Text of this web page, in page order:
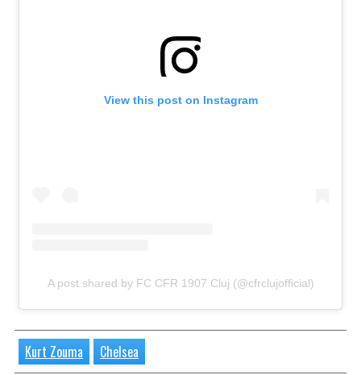
View this post on Instagram
A post shared by FC CFR 1907 Cluj (@cfrclujofficial)
Kurt Zouma Chelsea